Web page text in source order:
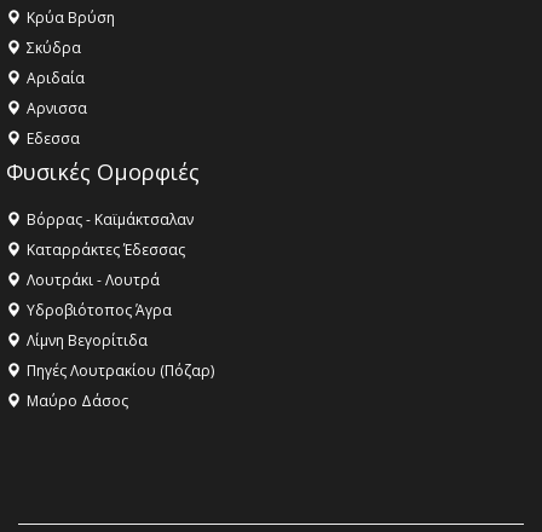
Κρύα Βρύση
Σκύδρα
Αριδαία
Aρνισσα
Eδεσσα
Φυσικές Ομορφιές
Βόρρας - Καϊμάκτσαλαν
Καταρράκτες Έδεσσας
Λουτράκι - Λουτρά
Υδροβιότοπος Άγρα
Λίμνη Βεγορίτιδα
Πηγές Λουτρακίου (Πόζαρ)
Μαύρο Δάσος